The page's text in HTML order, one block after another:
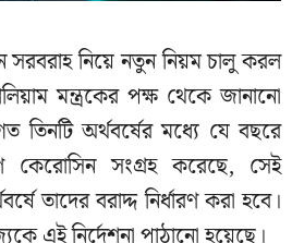
সরবরাহ নিয়ে নতুন নিয়ম চালু করল
মন্ত্রকের পক্ষ থেকে জানানো
অর্থবর্ষের মধ্যে যে বছরে
কেরোসিন সংগ্রহ করেছে, সেই
তাদের বরাদ্দ নির্ধারণ করা হবে।